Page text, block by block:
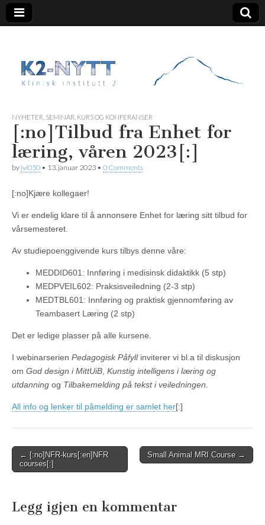
K2 Nytt
NYHETER SEMINAR, KURS OG KONFERANSER
[:no]Tilbud fra Enhet for
læring, våren 2023[:]
by jvi050 • 13. januar 2023 • 0 Comments
[:no]Kjære kollegaer!
Vi er endelig klare til å annonsere Enhet for læring sitt tilbud for
vårsemesteret.
Av studiepoenggivende kurs tilbys denne våre:
MEDDID601: Innføring i medisinsk didaktikk (5 stp)
MEDPVEIL602: Praksisveiledning (2-3 stp)
MEDTBL601: Innføring og praktisk gjennomføring av
Teambasert Læring (2 stp)
Det er ledige plasser på alle kursene.
I webinarserien Pedagogisk Påfyll inviterer vi bl.a til diskusjon
om God design i MittUiB, Kunstig intelligens i læring og
utdanning og Tilbakemelding på tekst i veiledningen.
All info og lenker til påmelding er samlet her[:]
Post
navigation
← [:no]NFR-kurs[:en]NFR
courses[:]
Small Animal MRI Course →
Legg igjen en kommentar